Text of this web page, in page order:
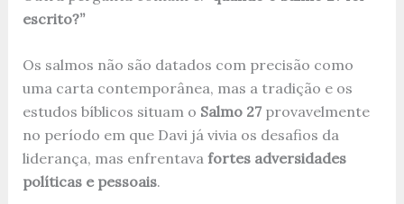
escrito?”
Os salmos não são datados com precisão como
uma carta contemporânea, mas a tradição e os
estudos bíblicos situam o Salmo 27provavelmente
no período em que Davi já vivia os desafios da
liderança, mas enfrentava fortes adversidades
políticas e pessoais.